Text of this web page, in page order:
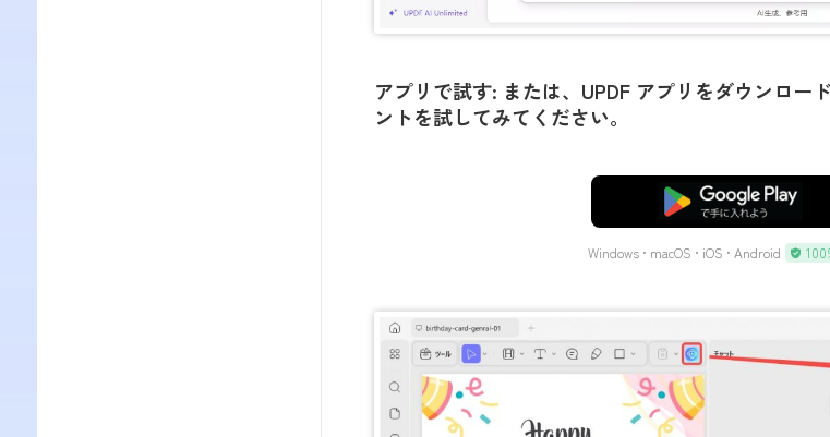
アプリで試す: または、UPDF アプリをダウンロー
ントを試してみてください。
無料ダウンロード
Windows • macOS • iOS • Android